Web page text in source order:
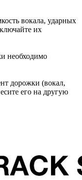
вокала, ударных
их
необходимо
дорожки (вокал,
его на другую